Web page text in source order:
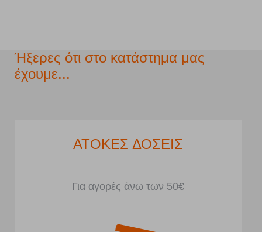
Ήξερες ότι στο κατάστημα μας
έχουμε...
ΑΤΟΚΕΣ ΔΟΣΕΙΣ
Για αγορές άνω των 50€